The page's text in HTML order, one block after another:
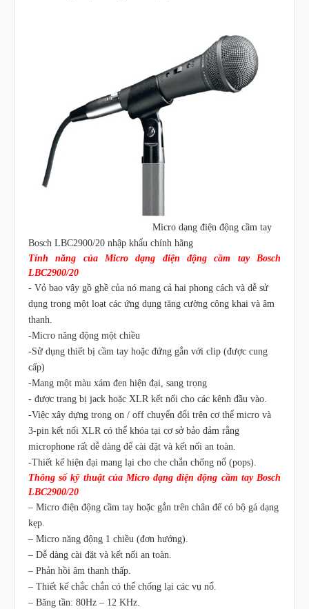
Micro dạng điện động cầm tay
Bosch LBC2900/20 nhập khẩu chính hãng
Tính năng của Micro dạng điện động cầm tay Bosch
LBC2900/20
- Vỏ bao vây gồ ghề của nó mang cả hai phong cách và dễ sử
dụng trong một loạt các ứng dụng tăng cường công khai và âm
thanh.
-Micro năng động một chiều
-Sử dụng thiết bị cầm tay hoặc đứng gắn với clip (được cung
cấp)
-Mang một màu xám đen hiện đại, sang trọng
- được trang bị jack hoặc XLR kết nối cho các kênh đầu vào.
-Việc xây dựng trong on / off chuyển đổi trên cơ thể micro và
3-pin kết nối XLR có thể khóa tại cơ sở bảo đảm rằng
microphone rất dễ dàng để cài đặt và kết nối an toàn.
-Thiết kế hiện đại mang lại cho che chắn chống nổ (pops).
Thông số kỹ thuật của Micro dạng điện động cầm tay Bosch
LBC2900/20
– Micro điện động cầm tay hoặc gắn trên chân đế có bộ gá dạng
kẹp.
– Micro năng động 1 chiều (đơn hướng).
– Dễ dàng cài đặt và kết nối an toàn.
– Phản hồi âm thanh thấp.
– Thiết kế chắc chắn có thể chống lại các vụ nổ.
– Băng tần: 80Hz – 12 KHz.